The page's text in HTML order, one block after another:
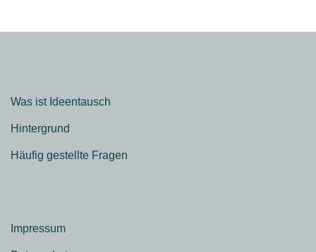
Was ist Ideentausch
Hintergrund
Häufig gestellte Fragen
Impressum